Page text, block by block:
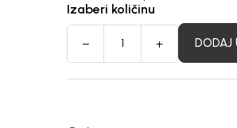
Izaberi količinu
DODAJ